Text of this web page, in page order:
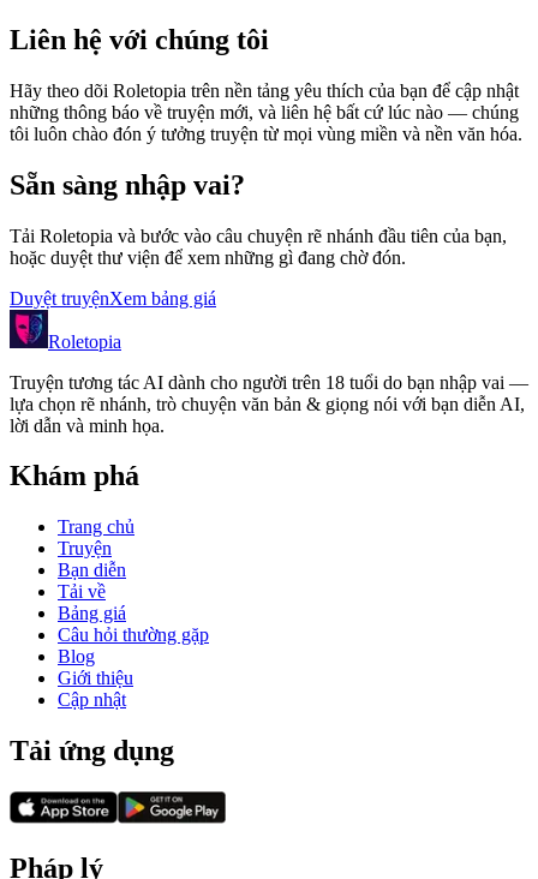
Liên hệ với chúng tôi
Hãy theo dõi Roletopia trên nền tảng yêu thích của bạn để cập nhật
những thông báo về truyện mới, và liên hệ bất cứ lúc nào — chúng
tôi luôn chào đón ý tưởng truyện từ mọi vùng miền và nền văn hóa.
Sẵn sàng nhập vai?
Tải Roletopia và bước vào câu chuyện rẽ nhánh đầu tiên của bạn,
hoặc duyệt thư viện để xem những gì đang chờ đón.
Duyệt truyệnXem bảng giá
Roletopia
Truyện tương tác AI dành cho người trên 18 tuổi do bạn nhập vai —
lựa chọn rẽ nhánh, trò chuyện văn bản & giọng nói với bạn diễn AI,
lời dẫn và minh họa.
Khám phá
Trang chủ
Truyện
Bạn diễn
Tải về
Bảng giá
Câu hỏi thường gặp
Blog
Giới thiệu
Cập nhật
Tải ứng dụng
Pháp lý